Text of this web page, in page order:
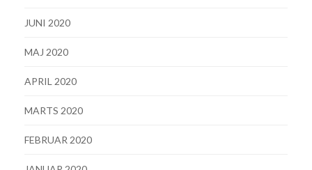
JUNI 2020
MAJ 2020
APRIL 2020
MARTS 2020
FEBRUAR 2020